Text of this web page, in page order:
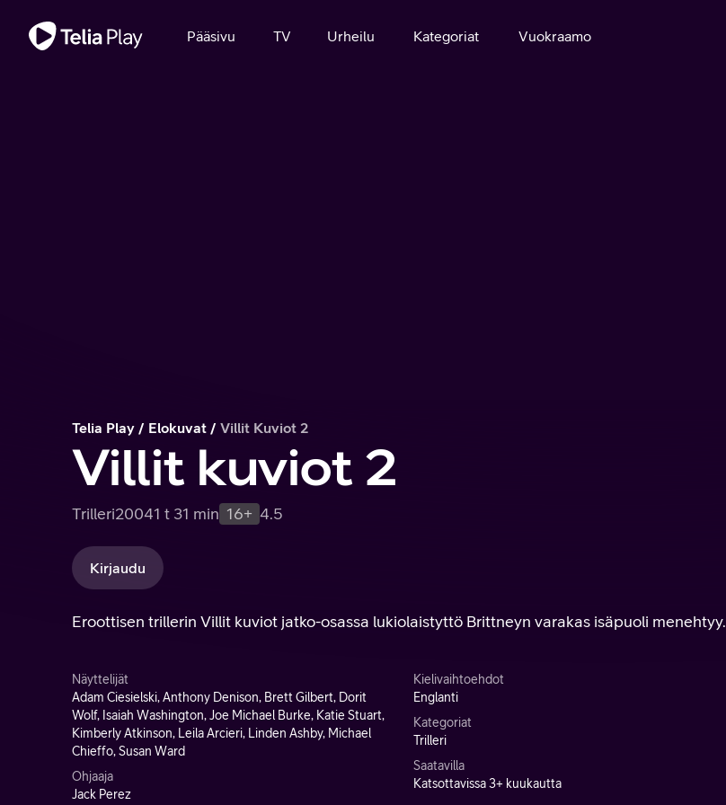
Pääsivu TV Urheilu Kategoriat Vuokraamo
Telia Play Elokuvat Villit Kuviot 2
Villit kuviot 2
Trilleri20041 t 31 min 16+ 4.5
Kirjaudu
Eroottisen trillerin Villit kuviot jatko-osassa lukiolaistyttö Brittneyn varakas isäpuoli menehtyy.
Näyttelijät
Adam Ciesielski, Anthony Denison, Brett Gilbert, Dorit
Wolf, Isaiah Washington, Joe Michael Burke, Katie Stuart,
Kimberly Atkinson, Leila Arcieri, Linden Ashby, Michael
Chieffo, Susan Ward
Ohjaaja
Jack Perez
Kielivaihtoehdot
Englanti
Kategoriat
Trilleri
Saatavilla
Katsottavissa 3+ kuukautta